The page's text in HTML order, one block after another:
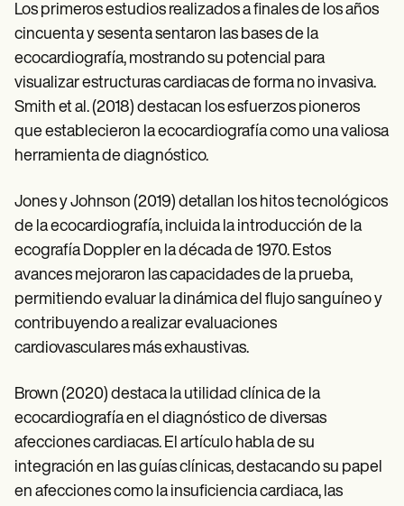
Los primeros estudios realizados a finales de los años
cincuenta y sesenta sentaron las bases de la
ecocardiografía, mostrando su potencial para
visualizar estructuras cardiacas de forma no invasiva.
Smith et al. (2018) destacan los esfuerzos pioneros
que establecieron la ecocardiografía como una valiosa
herramienta de diagnóstico.
Jones y Johnson (2019) detallan los hitos tecnológicos
de la ecocardiografía, incluida la introducción de la
ecografía Doppler en la década de 1970. Estos
avances mejoraron las capacidades de la prueba,
permitiendo evaluar la dinámica del flujo sanguíneo y
contribuyendo a realizar evaluaciones
cardiovasculares más exhaustivas.
Brown (2020) destaca la utilidad clínica de la
ecocardiografía en el diagnóstico de diversas
afecciones cardiacas. El artículo habla de su
integración en las guías clínicas, destacando su papel
en afecciones como la insuficiencia cardiaca, las